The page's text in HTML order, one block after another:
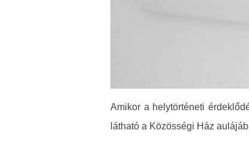
Amikor a helytörténeti
látható a Közösségi Ház